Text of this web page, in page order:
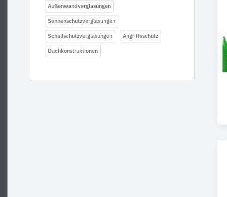
Außenwandverglasungen
Sonnenschutzverglasungen
Schallschutzverglasungen Angriffsschutz
Dachkonstruktionen